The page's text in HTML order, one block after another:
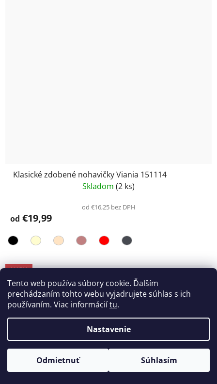
Tento web používa súbory cookie. Ďalším
prechádzaním tohto webu vyjadrujete súhlas s ich
používaním. Viac informáciítu.
Nastavenie
Odmietnuť Súhlasím
Klasické zdobené nohavičky Viania 151114
Skladom (2 ks)
od €16,25 bez DPH
od €19,99
AKCIA